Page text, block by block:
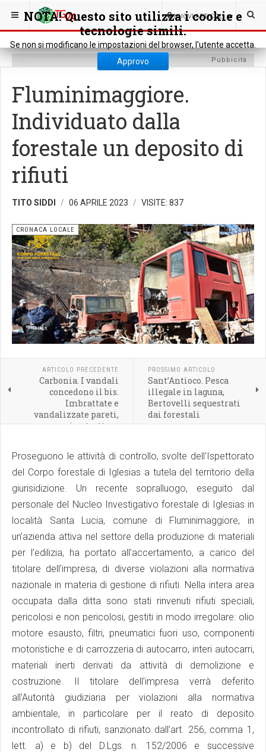
NOTA! Questo sito utilizza i cookie e
tecnologie simili.
Se non si modificano le impostazioni del browser, l'utente accetta.
Approvo
0 NUOVI ARTICOLI
SEI QUI: CRONACA CRONACA LOCALE
Pubbicità
Fluminimaggiore.
Individuato dalla
forestale un deposito di
rifiuti
TITO SIDDI 06 APRILE 2023 VISITE: 837
CRONACA LOCALE
ARTICOLO PRECEDENTE
Carbonia. I vandali
concedono il bis.
Imbrattate e
vandalizzate pareti,
muri e strutture
PROSSIMO ARTICOLO
Sant’Antioco. Pesca
illegale in laguna,
Bertovelli sequestrati
dai forestali
Proseguono le attività di controllo, svolte dell'Ispettorato
del Corpo forestale di Iglesias a tutela del territorio della
giurisidizione. Un recente sopralluogo, eseguito dal
personale del Nucleo Investigativo forestale di Iglesias in
località Santa Lucia, comune di Fluminimaggiore, in
un’azienda attiva nel settore della produzione di materiali
per l’edilizia, ha portato all’accertamento, a carico del
titolare dell’impresa, di diverse violazioni alla normativa
nazionale in materia di gestione di rifiuti. Nella intera area
occupata dalla ditta sono stati rinvenuti rifiuti speciali,
pericolosi e non pericolosi, gestiti in modo irregolare: olio
motore esausto, filtri, pneumatici fuori uso, componenti
motoristiche e di carrozzeria di autocarro, interi autocarri,
materiali inerti derivati da attività di demolizione e
costruzione. Il titolare dell’impresa verrà deferito
all'Autorità giudiziaria per violazioni alla normativa
ambientale, in particolare per il reato di deposito
incontrollato di rifiuti, sanzionato dall’art. 256, comma 1,
lett. a) e b) del D.Lgs. n. 152/2006 e successive